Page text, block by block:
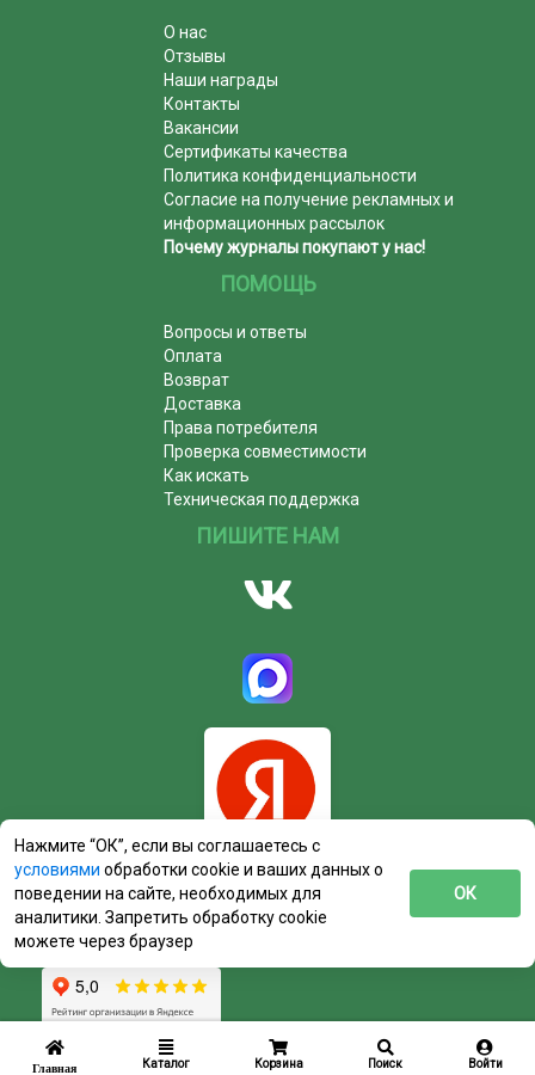
Главная Каталог Корзина Поиск Войти
О нас
Отзывы
Наши награды
Контакты
Вакансии
Сертификаты качества
Политика конфиденциальности
Согласие на получение рекламных и
информационных рассылок
Почему журналы покупают у нас!
ПОМОЩЬ
Вопросы и ответы
Оплата
Возврат
Доставка
Права потребителя
Проверка совместимости
Как искать
Техническая поддержка
ПИШИТЕ НАМ
Нажмите “ОК”, если вы соглашаетесь с
условиями обработки cookie и ваших данных о
поведении на сайте, необходимых для
аналитики. Запретить обработку cookie
можете через браузер
ОК